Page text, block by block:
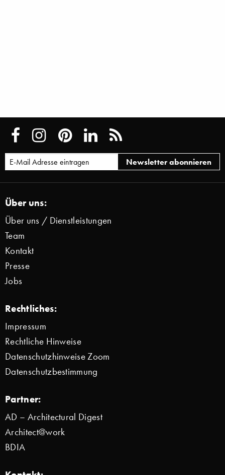
Über uns:
Über uns / Dienstleistungen
Team
Kontakt
Presse
Jobs
Rechtliches:
Impressum
Rechtliche Hinweise
Datenschutzhinweise Zoom
Datenschutzbestimmung
Partner:
AD – Architectural Digest
Architect@work
BDIA